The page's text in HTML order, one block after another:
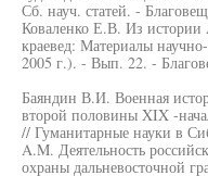
Сб. науч. статей. -
Коваленко Е.В. Из истории
краевед: Материалы
2005 г.). - Вып. 22. -
Баяндин В.И. Военная
второй половины XIX -
// Гуманитарные науки в
A.M. Деятельность
охраны дальневосточной